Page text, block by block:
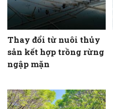
Thay đổi từ nuôi thủy
sản kết hợp trồng rừng
ngập mặn